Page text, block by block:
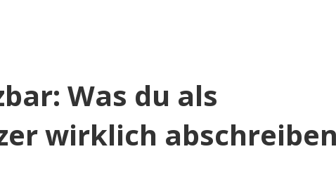
Was du als
wirklich abschreiben